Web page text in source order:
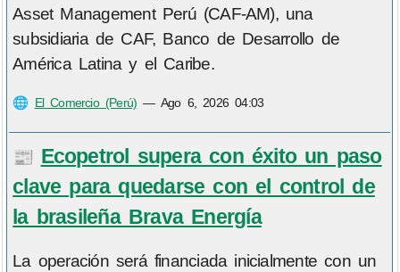
Asset Management Perú (CAF-AM), una
subsidiaria de CAF, Banco de Desarrollo de
América Latina y el Caribe.
🌐 El Comercio (Perú) — Ago 6, 2026 04:03
📰 Ecopetrol supera con éxito un paso
clave para quedarse con el control de
la brasileña Brava Energía
La operación será financiada inicialmente con un